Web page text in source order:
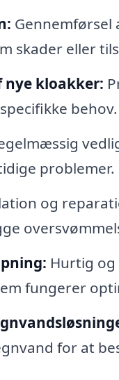
skader eller
nye kloakker:
behov.
problemer.
og
Hurtig
fungerer
for at